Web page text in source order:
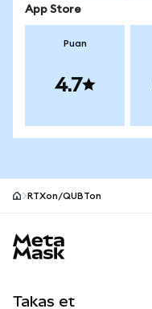
App Store
Puan
4.7
RTXon/QUBTon
Takas et